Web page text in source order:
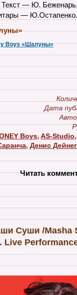
— Ю.
— Ю.Остапенко.
Boys «Шалуны»
Дата
Boys,AS-Studio
, Денис
Читать
Суши /Masha
Live